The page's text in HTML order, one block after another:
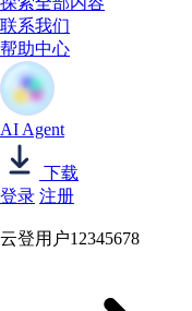
联系我们
帮助中心
AI Agent
下载
登录 注册
云登用户12345678